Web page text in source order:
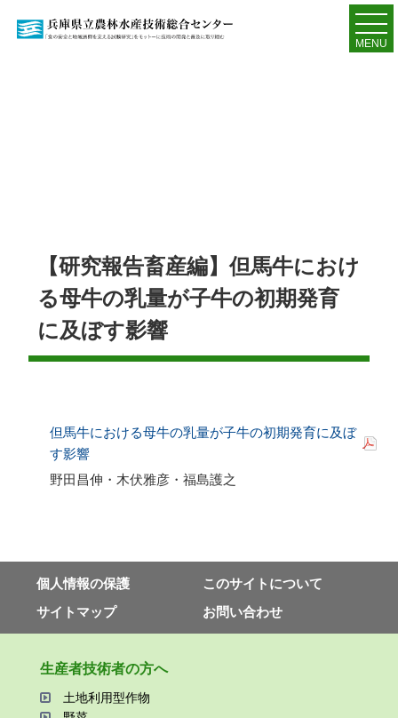
MENU
【研究報告畜産編】但馬牛におけ
る母牛の乳量が子牛の初期発育
に及ぼす影響
但馬牛における母牛の乳量が子牛の初期発育に及ぼ
す影響
野田昌伸・木伏雅彦・福島護之
個⼈情報の保護
このサイトについて
サイトマップ
お問い合わせ
⽣産者技術者の⽅へ
⼟地利⽤型作物